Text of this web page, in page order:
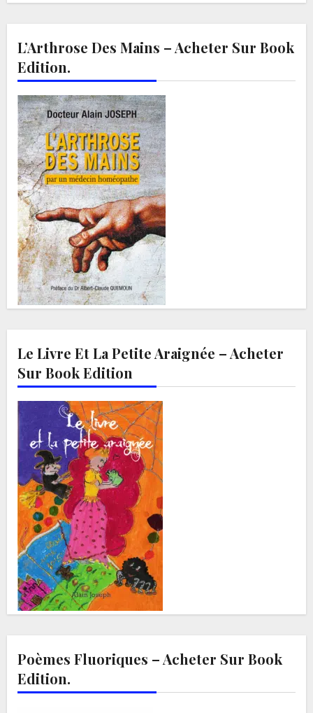
L’Arthrose Des Mains – Acheter Sur Book
Edition.
Le Livre Et La Petite Araignée – Acheter
Sur Book Edition
Poèmes Fluoriques – Acheter Sur Book
Edition.